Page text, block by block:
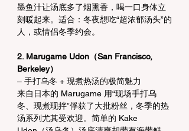
墨鱼汁让汤底多了烟熏香，喝一口身体立
刻暖起来。适合：冬夜想吃“超浓郁汤头”的
人，或情侣冬季约会。
2. Marugame Udon（San Francisco,
Berkeley）
– 手打乌冬 + 现煮热汤的极简魅力
来自日本的 Marugame 用“现场手打乌
冬、现煮现拌”俘获了大批粉丝，冬季的热
汤系列尤其受欢迎。简单的 Kake